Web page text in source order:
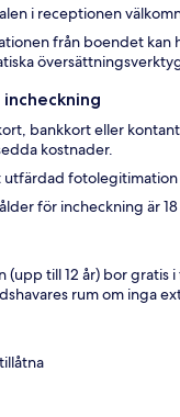
i receptionen
från boendet kan
incheckning
bankkort eller
kostnader.
fotolegitimation
för incheckning är
(upp till 12 år) bor gratis
rum om inga